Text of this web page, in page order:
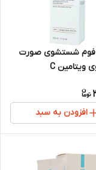
فوم شستشوی صورت
افزودن به سبد